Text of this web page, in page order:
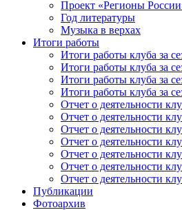
Проект «Регионы
Год литературы
Музыка в верхах
Итоги работы
Итоги работы клуба за
Итоги работы клуба за
Итоги работы клуба за
Итоги работы клуба за
Отчет о деятельности
Отчет о деятельности
Отчет о деятельности
Отчет о деятельности
Отчет о деятельности
Отчет о деятельности
Отчет о деятельности
Публикации
Фотоархив